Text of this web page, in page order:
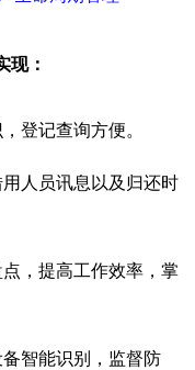
现：
登记查询方便。
人员讯息以及归还时
，提高工作效率，掌
智能识别，监督防